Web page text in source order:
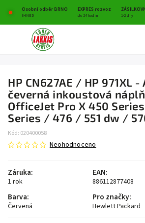
Osobní odběr BRNO EXPRES rozvoz
IHNED do 24 hodin 1-2 dny
HP CN627AE / HP 971XL
čeverná inkoustová
OfficeJet Pro X 450
Series / 476 / 551 dw /
Kód: 020400058
Neohodnoceno
Záruka:
1 rok
EAN:
886112877408
Barva:
Červená
Pro značky:
Hewlett Packard